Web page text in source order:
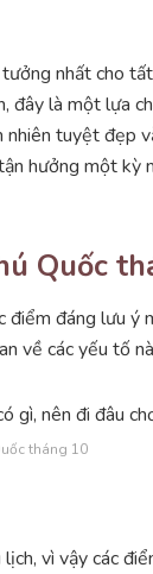
nhất cho
đây là một lựa
tuyệt đẹp
hưởng một kỳ
Quốc
điểm đáng lưu ý
về các yếu tố
tháng 10
vì vậy các